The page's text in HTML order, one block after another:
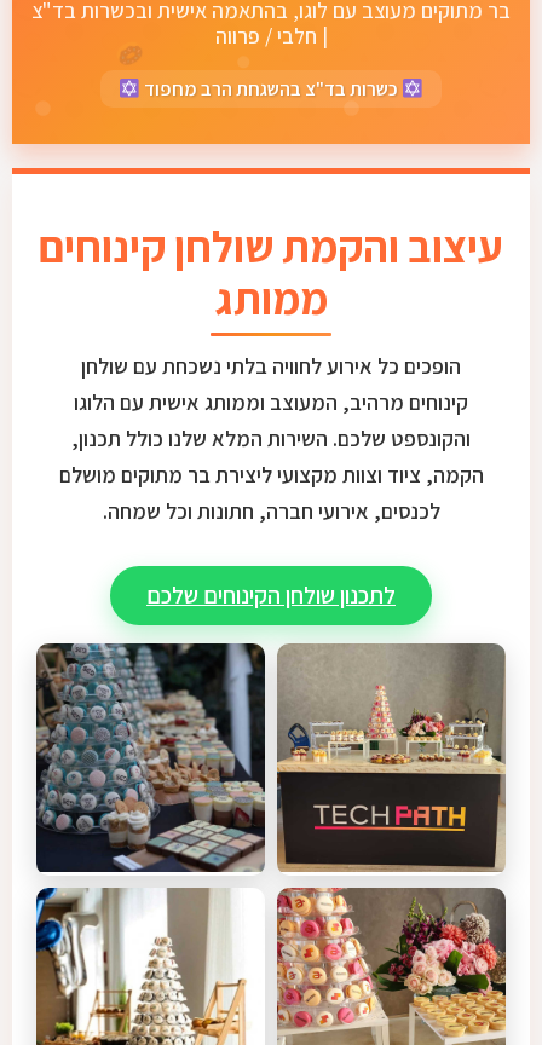
בר מתוקים מעוצב עם לוגו, בהתאמה אישית ובכשרות בד"צ
| חלבי / פרווה
כשרות בד"צ בהשגחת הרב מחפוד
עיצוב והקמת שולחן קינוחים
ממותג
הופכים כל אירוע לחוויה בלתי נשכחת עם שולחן
קינוחים מרהיב, המעוצב וממותג אישית עם הלוגו
והקונספט שלכם. השירות המלא שלנו כולל תכנון,
הקמה, ציוד וצוות מקצועי ליצירת בר מתוקים מושלם
לכנסים, אירועי חברה, חתונות וכל שמחה.
לתכנון שולחן הקינוחים שלכם